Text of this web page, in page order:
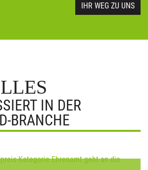
IHR WEG ZU UNS
IN DER
BRANCHE